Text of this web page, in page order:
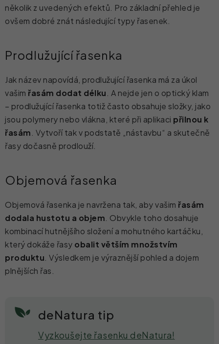
několik z uvedených efektů. Pro základní přehled je
ovšem dobré znát následující typy řasenek.
Prodlužující řasenka
Jak název napovídá, prodlužující řasenka má za úkol
vašim řasám dodat délku . A nejde jen o optický klam
– prodlužující řasenka totiž často obsahuje složky, jako
jsou polymery nebo vlákna, které při aplikaci přilnou k
řasám . Vytvoří tak v podstatě „nástavbu“ a skutečně
řasy dočasně prodlouží.
Objemová řasenka
Objemová řasenka je navržena tak, aby vašim řasám
dodala hustotu a objem . Obvykle toho dosahuje
kombinací hutnějšího složení a mohutného kartáčku,
který dokáže řasy obalit větším množstvím
produktu . Výsledkem je výraznější pohled a dojem
plnějších řas.
deNatura tip
Vyzkoušejte řasenku deNatura!